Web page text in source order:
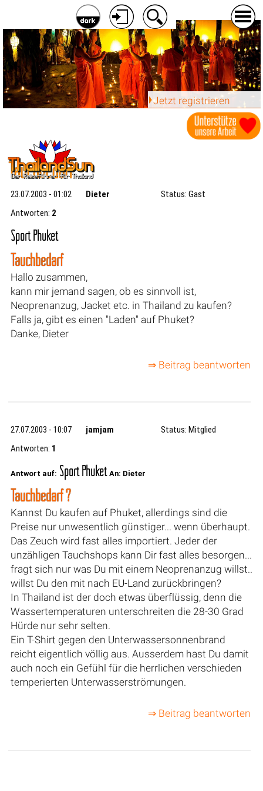
Jetzt registrieren
Tauchbedarf
23.07.2003 - 01:02 Dieter
Status: Gast
Antworten: 2
Sport Phuket
Tauchbedarf
Hallo zusammen,
kann mir jemand sagen, ob es sinnvoll ist,
Neoprenanzug, Jacket etc. in Thailand zu kaufen?
Falls ja, gibt es einen "Laden" auf Phuket?
Danke, Dieter
⇒ Beitrag beantworten
27.07.2003 - 10:07 jamjam
Status: Mitglied
Antworten: 1
Antwort auf: Sport Phuket An: Dieter
Tauchbedarf ?
Kannst Du kaufen auf Phuket, allerdings sind die
Preise nur unwesentlich günstiger... wenn überhaupt.
Das Zeuch wird fast alles importiert. Jeder der
unzähligen Tauchshops kann Dir fast alles besorgen...
fragt sich nur was Du mit einem Neoprenanzug willst..
willst Du den mit nach EU-Land zurückbringen?
In Thailand ist der doch etwas überflüssig, denn die
Wassertemperaturen unterschreiten die 28-30 Grad
Hürde nur sehr selten.
Ein T-Shirt gegen den Unterwassersonnenbrand
reicht eigentlich völlig aus. Ausserdem hast Du damit
auch noch ein Gefühl für die herrlichen verschieden
temperierten Unterwasserströmungen.
⇒ Beitrag beantworten